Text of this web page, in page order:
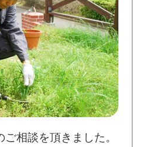
相談を頂きました。